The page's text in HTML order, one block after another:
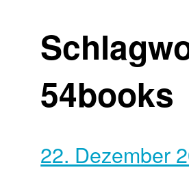
54books
22. Dezember